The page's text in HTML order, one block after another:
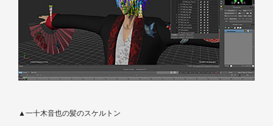
▲一十木音也の髪のスケルトン